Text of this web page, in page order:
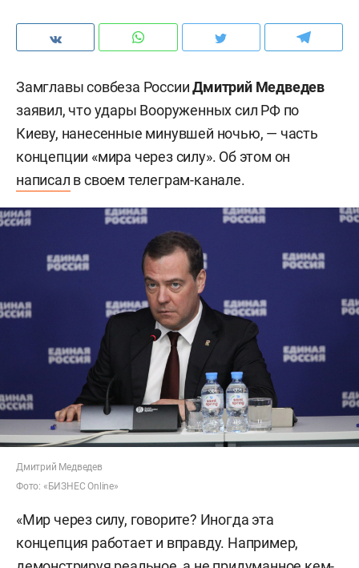
Замглавы совбеза РоссииДмитрий Медведев
заявил, что удары Вооруженных сил РФ по
Киеву, нанесенные минувшей ночью, — часть
концепции «мира через силу». Об этом он
написал в своем телеграм-канале.
Дмитрий Медведев
Фото: «БИЗНЕСOnline»
«Мир через силу, говорите? Иногда эта
концепция работает и вправду. Например,